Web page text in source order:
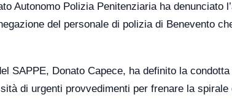
Autonomo Polizia Penitenziaria ha denunciato
del personale di polizia di Benevento
SAPPE, Donato Capece, ha definito la
di urgenti provvedimenti per frenare la